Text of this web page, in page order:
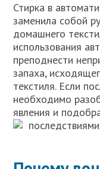
Стирка в
заменила собой
домашнего
использования
преподнести
запаха,
текстиля. Если
необходимо
явления и